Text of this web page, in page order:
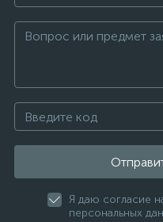
Я даю согласие
персональных